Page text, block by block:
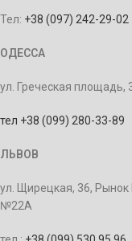
Тел: +38 (097) 242-29-02
ОДЕССА
ул. Греческая площадь,
тел +38 (099) 280-33-89
ЛЬВОВ
ул. Щирецкая, 36,
№22А